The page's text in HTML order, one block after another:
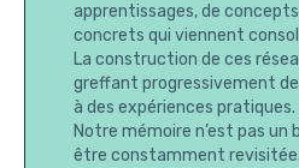
apprentissages, de concepts
concrets qui viennent
La construction de ces
greffant progressivement
à des expériences pratiques.
Notre mémoire n’est pas un
être constamment revisitée.